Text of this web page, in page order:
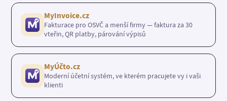
MyInvoice.cz
Fakturace pro OSVČ a menší firmy — faktura za 30
vteřin, QR platby, párování výpisů
MyÚčto.cz
Moderní účetní systém, ve kterém pracujete vy i vaši
klienti